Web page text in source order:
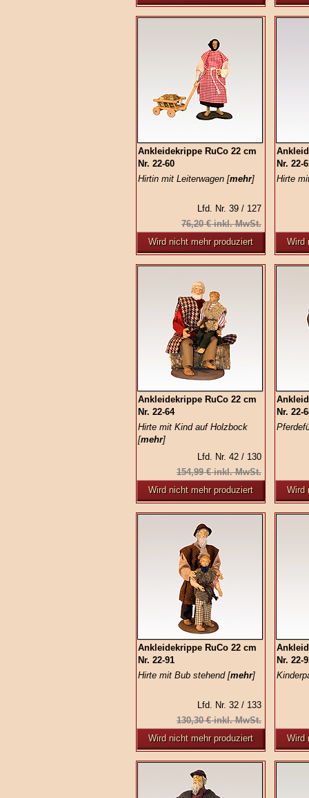
Ankleidekrippe RuCo 22 cm
Nr. 22-60
Hirtin mit Leiterwagen [mehr]
Lfd. Nr. 39 / 127
76,20 € inkl. MwSt.
Wird nicht mehr produziert
Nr. 22-
Hirte
Wird
Ankleidekrippe RuCo 22 cm
Nr. 22-64
Hirte mit Kind auf Holzbock
[mehr]
Lfd. Nr. 42 / 130
154,99 € inkl. MwSt.
Wird nicht mehr produziert
Nr. 22-
Wird
Ankleidekrippe RuCo 22 cm
Nr. 22-91
Hirte mit Bub stehend [mehr]
Lfd. Nr. 32 / 133
130,30 € inkl. MwSt.
Wird nicht mehr produziert
Nr. 22-
Wird